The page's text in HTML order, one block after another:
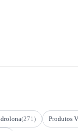
(271) Produtos